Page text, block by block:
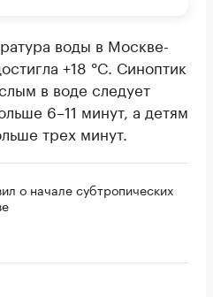
воды в Москве-
+18 °C. Синоптик
в воде следует
6–11 минут, а детям
трех минут.
о начале субтропических